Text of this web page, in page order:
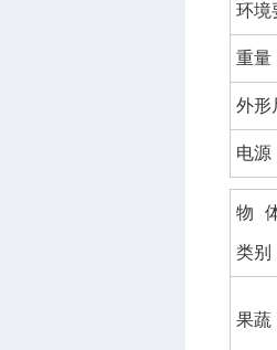
环境
重量
外形
电源
物
类别
果蔬